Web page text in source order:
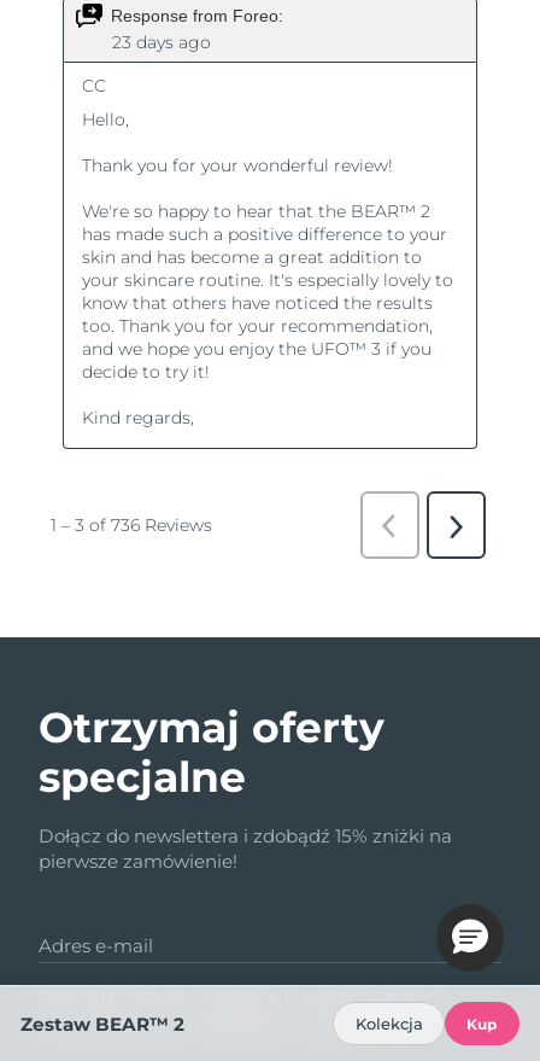
Otrzymaj oferty
specjalne
Dołącz do newslettera i zdobądź 15% zniżki na
pierwsze zamówienie!
Adres e-mail
komunikację marketingową firmy FOREO. Wiem, że mogę
z niej zrezygnować w dowolnym momencie.
Zestaw BEAR™ 2 Kolekcja Kup